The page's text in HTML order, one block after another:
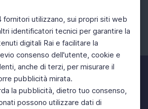
fornitori utilizzano, sui propri siti web
identificatori tecnici per garantire la
digitali Rai e facilitare la
consenso dell'utente, cookie e
anche di terzi, per misurare il
pubblicità mirata.
la pubblicità, dietro tuo consenso,
possono utilizzare dati di
Instagram Twitter